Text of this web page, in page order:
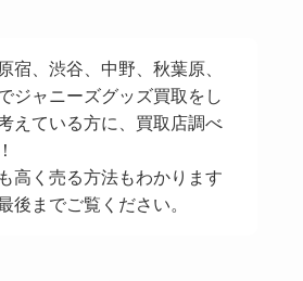
宿、渋谷、中野、秋葉原、
ジャニーズグッズ買取をし
えている方に、買取店調べ
高く売る方法もわかります
後までご覧ください。